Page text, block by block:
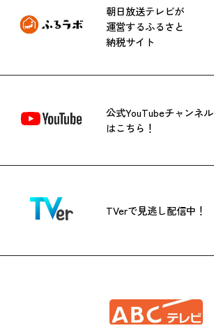
朝日放送テレビが
運営するふるさと
納税サイト
公式YouTubeチャンネル
はこちら！
TVerで見逃し配信中！